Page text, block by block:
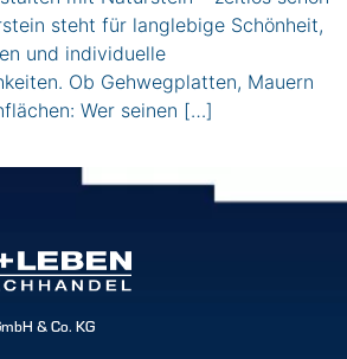
steht für langlebige Schönheit,
und individuelle
Ob Gehwegplatten, Mauern
Wer seinen […]
& Co. KG